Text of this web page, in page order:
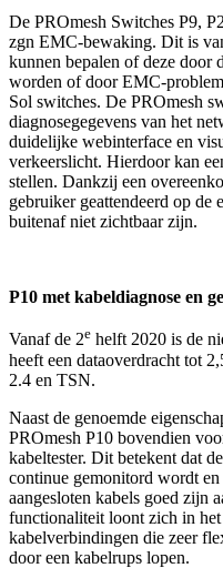
De PROmesh Switches P9,
zgn EMC-bewaking. Dit is
kunnen bepalen of deze door
worden of door EMC-
Sol switches. De PROmesh
diagnosegegevens van het
duidelijke webinterface en
verkeerslicht. Hierdoor kan
stellen. Dankzij een
gebruiker geattendeerd op de
buitenaf niet zichtbaar zijn.
P10 met kabeldiagnose en
Vanaf de 2e helft 2020 is de
heeft een dataoverdracht tot
2.4 en TSN.
Naast de genoemde
PROmesh P10 bovendien
kabeltester. Dit betekent dat
continue gemonitord wordt
aangesloten kabels goed zijn
functionaliteit loont zich in
kabelverbindingen die zeer
door een kabelrups lopen.